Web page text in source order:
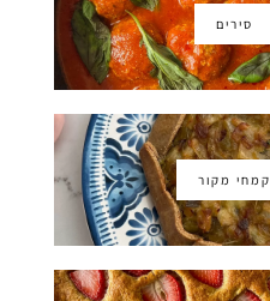
סירים
קמחי מקור